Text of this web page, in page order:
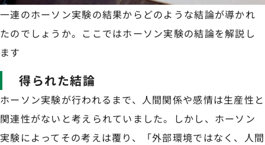
一連のホーソン実験の結果からどのような結論が導かれ
たのでしょうか。ここではホーソン実験の結論を解説し
ます
得られた結論
ホーソン実験が行われるまで、人間関係や感情は生産性と
関連性がないと考えられていました。しかし、ホーソン
実験によってその考えは覆り、「外部環境ではなく、人間